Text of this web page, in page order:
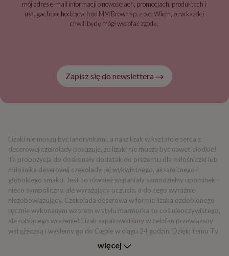
mój adres e-mail informacji o nowościach, promocjach, produktach i
usługach pochodzących od MM Brown sp. z.o.o. Wiem, że w każdej
chwili będę mógł wycofać zgodę.
Zapisz się do newslettera
Lizaki nie muszą być landrynkami, a nasz lizak w kształcie serca z
deserowej czekolady pokazuje, że lizaki nie muszą być nawet słodkie!
Ta propozycja do doskonały dodatek do prezentu dla miłośniczki lub
miłośnika deserowej czekolady, jej wykwintnego, aksamitnego i
głębokiego smaku. Jest to również wspaniały samodzielny upominek -
nieco symboliczny, ale wyrażający uczucia, a do tego wyraźnie
niezobowiązujący. Czekolada deserowa w formie lizaka ozdobionego
ręcznie wykonanym wzorem w stylu marmurka to coś nieoczywistego,
ale robiącego wrażenie! Lizak zapakowaliśmy w celofan przewiązany
wstążeczką i wyślemy go do Ciebie w ciągu 24 godzin. Dzięki temu Ty
lub osoba, którą chcesz obdarować w ekspresowym tempie będzie
mogła doświadczyć głębi smaku najlepszej czekolady deserowej w
więcej